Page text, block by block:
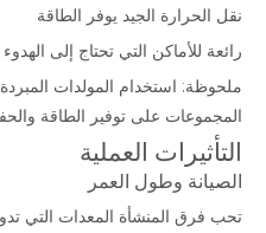
نقل الحرارة الجيد يوفر الطاقة
رائعة للأماكن التي تحتاج إلى الهدوء
ملحوظة: استخدام المولدات
المجموعات على توفير الطاقة
التأثيرات العملية
الصيانة وطول العمر
تحب فرق المنشأة المعدات التي